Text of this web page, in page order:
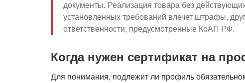
документы. Реализация товара без
установленных требований влечет штрафы,
ответственности, предусмотренные КоАП РФ.
Когда нужен сертификат на
Для понимания, подлежит ли профиль